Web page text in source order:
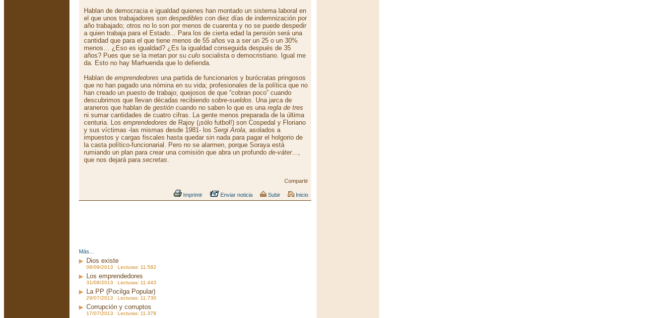
Hablan de democracia e igualdad quienes han montado un sistema laboral en
el que unos trabajadores son despedibles con diez días de indemnización por
año trabajado; otros no lo son por menos de cuarenta y no se puede despedir
a quien trabaja para el Estado... Para los de cierta edad la pensión será una
cantidad que para el que tiene menos de 55 años va a ser un 25 o un 30%
menos… ¿Eso es igualdad? ¿Es la igualdad conseguida después de 35
años? Pues que se la metan por su culo socialista o democristiano. Igual me
da. Esto no hay Marhuenda que lo defienda.
Hablan de emprendedores una partida de funcionarios y burócratas pringosos
que no han pagado una nómina en su vida; profesionales de la política que no
han creado un puesto de trabajo; quejosos de que “cobran poco” cuando
descubrimos que llevan décadas recibiendo sobre-sueldos. Una jarca de
araneros que hablan de gestión cuando no saben lo que es una regla de tres
ni sumar cantidades de cuatro cifras. La gente menos preparada de la última
centuria. Los emprendedores de Rajoy (¡sólo futbol!) son Cospedal y Floriano
y sus víctimas -las mismas desde 1981- los Sergi Arola, asolados a
impuestos y cargas fiscales hasta quedar sin nada para pagar el holgorio de
la casta político-funcionarial. Pero no se alarmen, porque Soraya está
rumiando un plan para crear una comisión que abra un profundo de-váter…,
que nos dejará para secretas.
Compartir
Imprimir Enviar noticia Subir Inicio
Más...
Dios existe
08/09/2013 Lecturas: 11.582
Los emprendedores
31/08/2013 Lecturas: 11.443
La PP (Pocilga Popular)
29/07/2013 Lecturas: 11.730
Corrupción y corruptos
17/07/2013 Lecturas: 11.378